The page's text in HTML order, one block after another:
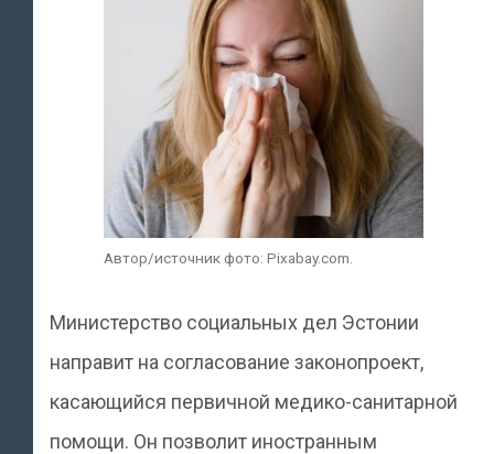
Автор/источник фото: Pixabay.com.
Министерство социальных дел Эстонии
направит на согласование законопроект,
касающийся первичной медико-санитарной
помощи. Он позволит иностранным